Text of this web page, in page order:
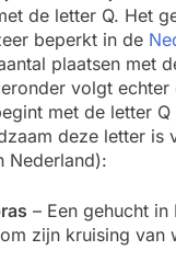
de letter Q. Het
beperkt in de
plaatsen met
volgt echter
met de letter Q
deze letter is
Nederland):
– Een gehucht in
zijn kruising van